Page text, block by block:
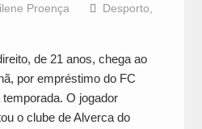
Proença Desporto
de 21 anos, chega ao
por empréstimo do FC
O jogador
o clube de Alverca do